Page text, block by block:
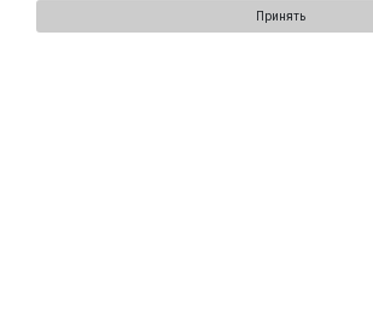
Политика конфиденциальности
Принять